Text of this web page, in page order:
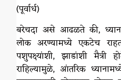
(पूर्वार्ध)
बरेचदा असे आढळते की,
लोक अरण्यामध्ये एकटेच
पशुपक्ष्यांशी, झाडांशी
राहिल्यामुळे, आंतरिक